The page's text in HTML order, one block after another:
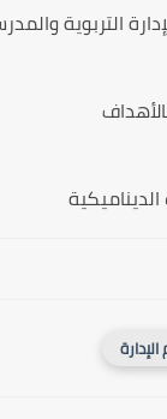
التربوية